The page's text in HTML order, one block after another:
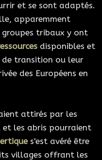
et se sont adaptés.
apparemment
groupes tribaux y ont
disponibles et
transition ou leur
des Européens en
attirés par les
et les abris pourraient
s'est avéré être
villages offrant les